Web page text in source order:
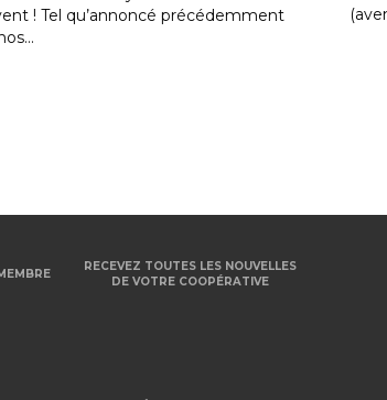
Taniata) pour une fête,...
RECEVEZ TOUTES LES NOUVELLES
DE VOTRE COOPÉRATIVE